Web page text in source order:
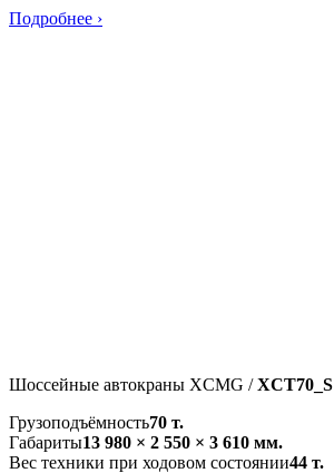
Подробнее ›
Шоссейные автокраны XCMG /XCT70_S
Грузоподъёмность70 т.
Габариты13 980 × 2 550 × 3 610 мм.
Вес техники при ходовом состоянии44 т.